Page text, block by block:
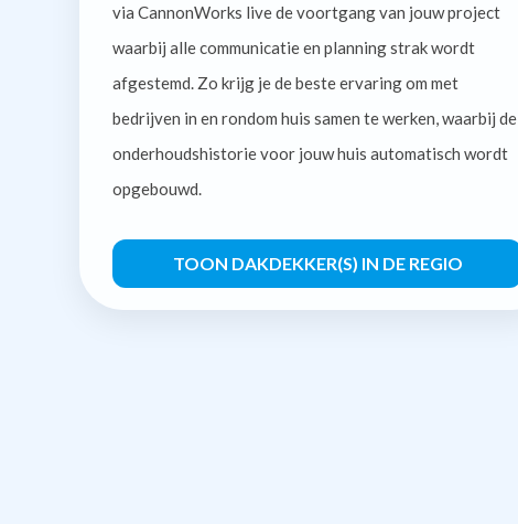
via CannonWorks live de voortgang van jouw project
waarbij alle communicatie en planning strak wordt
afgestemd. Zo krijg je de beste ervaring om met
bedrijven in en rondom huis samen te werken, waarbij de
onderhoudshistorie voor jouw huis automatisch wordt
opgebouwd.
TOON DAKDEKKER(S) IN DE REGIO